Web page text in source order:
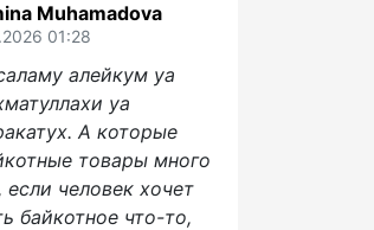
Muhamadova
01:28
алейкум уа
уа
А которые
товары много
если человек хочет
байкотное что-то,